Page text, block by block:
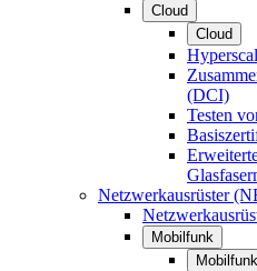
Cloud
Cloud
(DCI)
Testen
Netzwerkausrüster
Mobilfunk
Mobilfunk